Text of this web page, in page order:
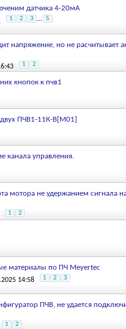
датчика 4-20мА
1 2 3 ... 5
напряжение, но не расчитывает
1 2
кнопок к пчв1
ПЧВ1-11К-В[М01]
канала управления.
мотора не удержанием сигнала
1 2
материалы по ПЧ Meyertec
14:58 1 2 3
ПЧВ, не удается
1 2